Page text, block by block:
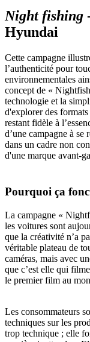
Night fishing
Hyundai
Cette campagne
l’authenticité pour
environnementales
concept de «
technologie et la
d'explorer des
restant fidèle à
d’une campagne à
dans un cadre non
d'une marque avant-
Pourquoi ça
La campagne «
les voitures sont
que la créativité n’a
véritable plateau de
caméras, mais avec
que c’est elle qui
le premier film au
Les consommateurs
techniques sur les
trop technique ; elle